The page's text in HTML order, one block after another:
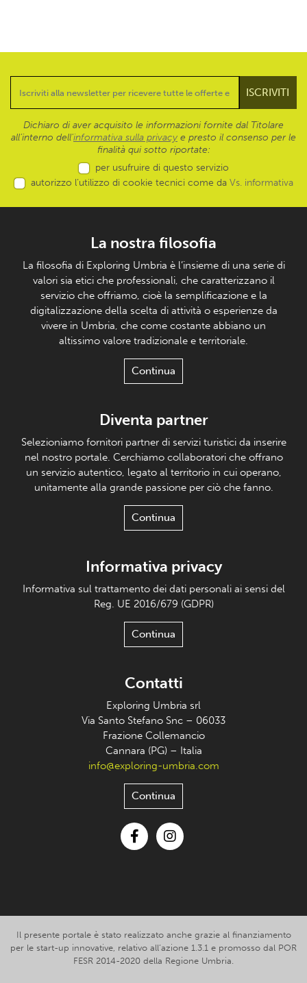
Dichiaro di aver acquisito le informazioni fornite dal Titolare
all’interno dell'informativa sulla privacy e presto il consenso per le
finalità qui sotto riportate:
per usufruire di questo servizio
autorizzo l’utilizzo di cookie tecnici come da Vs. informativa
La nostra filosofia
La filosofia di Exploring Umbria è l’insieme di una serie di
valori sia etici che professionali, che caratterizzano il
servizio che offriamo, cioè la semplificazione e la
digitalizzazione della scelta di attività o esperienze da
vivere in Umbria, che come costante abbiano un
altissimo valore tradizionale e territoriale.
Continua
Diventa partner
Selezioniamo fornitori partner di servizi turistici da inserire
nel nostro portale. Cerchiamo collaboratori che offrano
un servizio autentico, legato al territorio in cui operano,
unitamente alla grande passione per ciò che fanno.
Continua
Informativa privacy
Informativa sul trattamento dei dati personali ai sensi del
Reg. UE 2016/679 (GDPR)
Continua
Contatti
Exploring Umbria srl
Via Santo Stefano Snc – 06033
Frazione Collemancio
Cannara (PG) – Italia
info@exploring-umbria.com
Continua
Il presente portale è stato realizzato anche grazie al finanziamento
per le start-up innovative, relativo all’azione 1.3.1 e promosso dal POR
FESR 2014-2020 della Regione Umbria.